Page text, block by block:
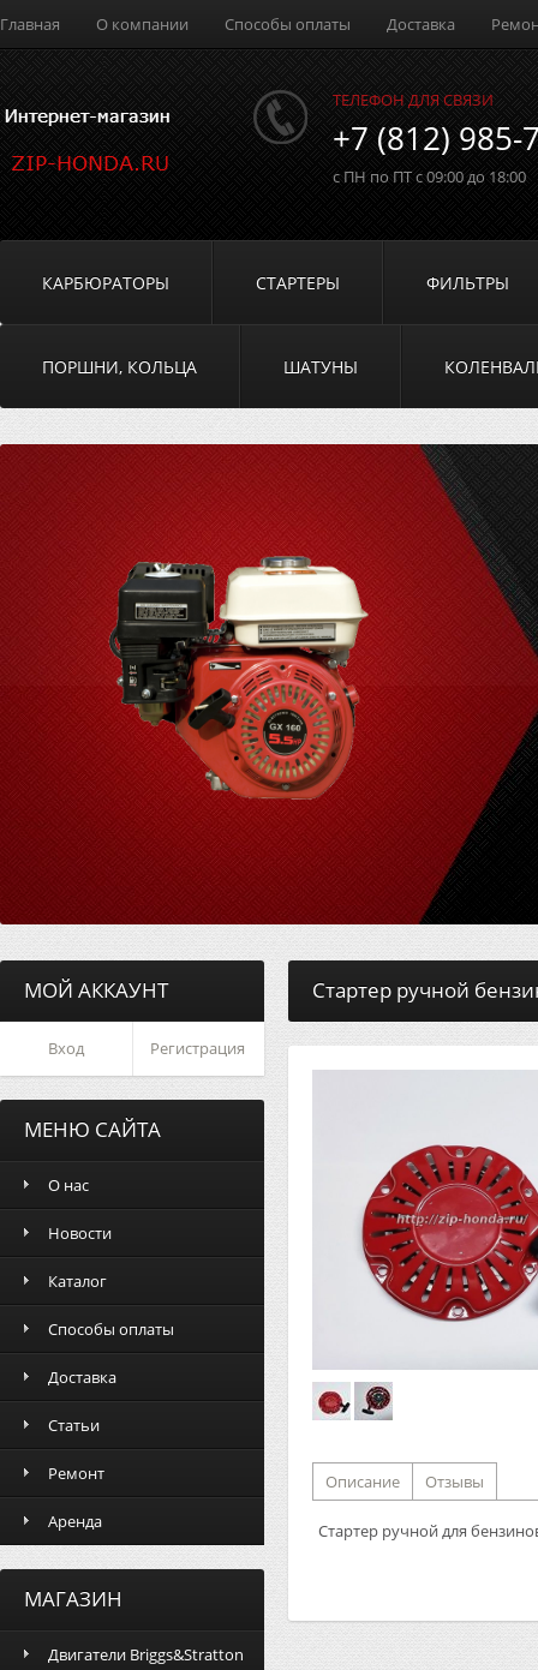
Главная О компании Способы оплаты Доставка
ТЕЛЕФОН ДЛЯ СВЯЗИ
+7 (812) 985-
с ПН по ПТ с 09:00 до 18:00
КАРБЮРАТОРЫ СТАРТЕРЫ ФИЛЬТРЫ
ПОРШНИ, КОЛЬЦА ШАТУНЫ
МОЙ АККАУНТ
Вход Регистрация
МЕНЮ САЙТА
О нас
Новости
Каталог
Способы оплаты
Доставка
Статьи
Ремонт
Аренда
МАГАЗИН
Двигатели Briggs&Stratton
Стартер ручной
Описание Отзывы
Стартер ручной для